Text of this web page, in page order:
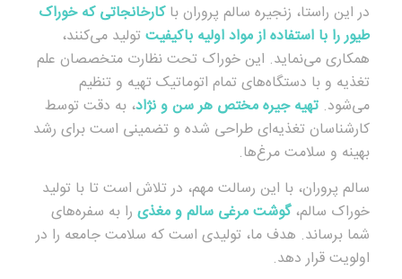
در این راستا، زنجیره سالم پروران باکارخانجاتی که خوراک
طیور را با استفاده از مواد اولیه باکیفیتتولید می‌کنند،
همکاری می‌نماید. این خوراک تحت نظارت متخصصان علم
تغذیه و با دستگاه‌های تمام اتوماتیک تهیه و تنظیم
می‌شود. تهیه جیره مختص هر سن و نژاد، به دقت توسط
کارشناسان تغذیه‌ای طراحی شده و تضمینی است برای رشد
بهینه و سلامت مرغ‌ها.
سالم پروران، با این رسالت مهم، در تلاش است تا با تولید
خوراک سالم،گوشت مرغی سالم و مغذیرا به سفره‌های
شما برساند. هدف ما، تولیدی است که سلامت جامعه را در
اولویت قرار دهد.